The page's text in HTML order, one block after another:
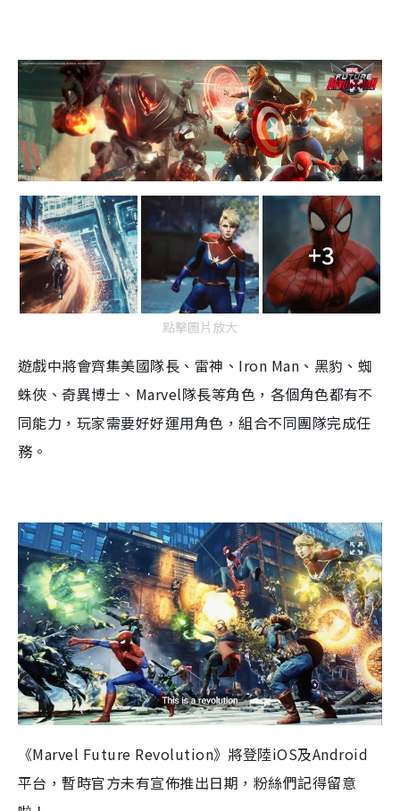
+3
點擊圖片放大
遊戲中將會齊集美國隊長、雷神、 Iron Man 、黑豹、蜘
蛛俠、奇異博士、 Marvel隊長等角色，各個角色都有不
同能力 ， 玩家需要好好運用角色 ，組合不同團隊完成任
務。
《Marvel Future Revolution》將登陸iOS及Android
平台，暫時官方未有宣佈推出日期，粉絲們記得留意